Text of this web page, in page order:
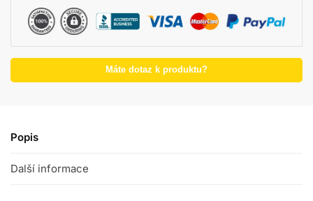
Máte dotaz k produktu?
Popis
Další informace